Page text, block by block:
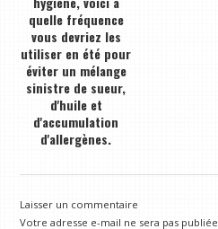
quelle fréquence
vous devriez les
utiliser en été pour
éviter un mélange
sinistre de sueur,
d'huile et
d'accumulation
d'allergènes.
Laisser un commentaire
Votre adresse e-mail ne sera pas publiée.